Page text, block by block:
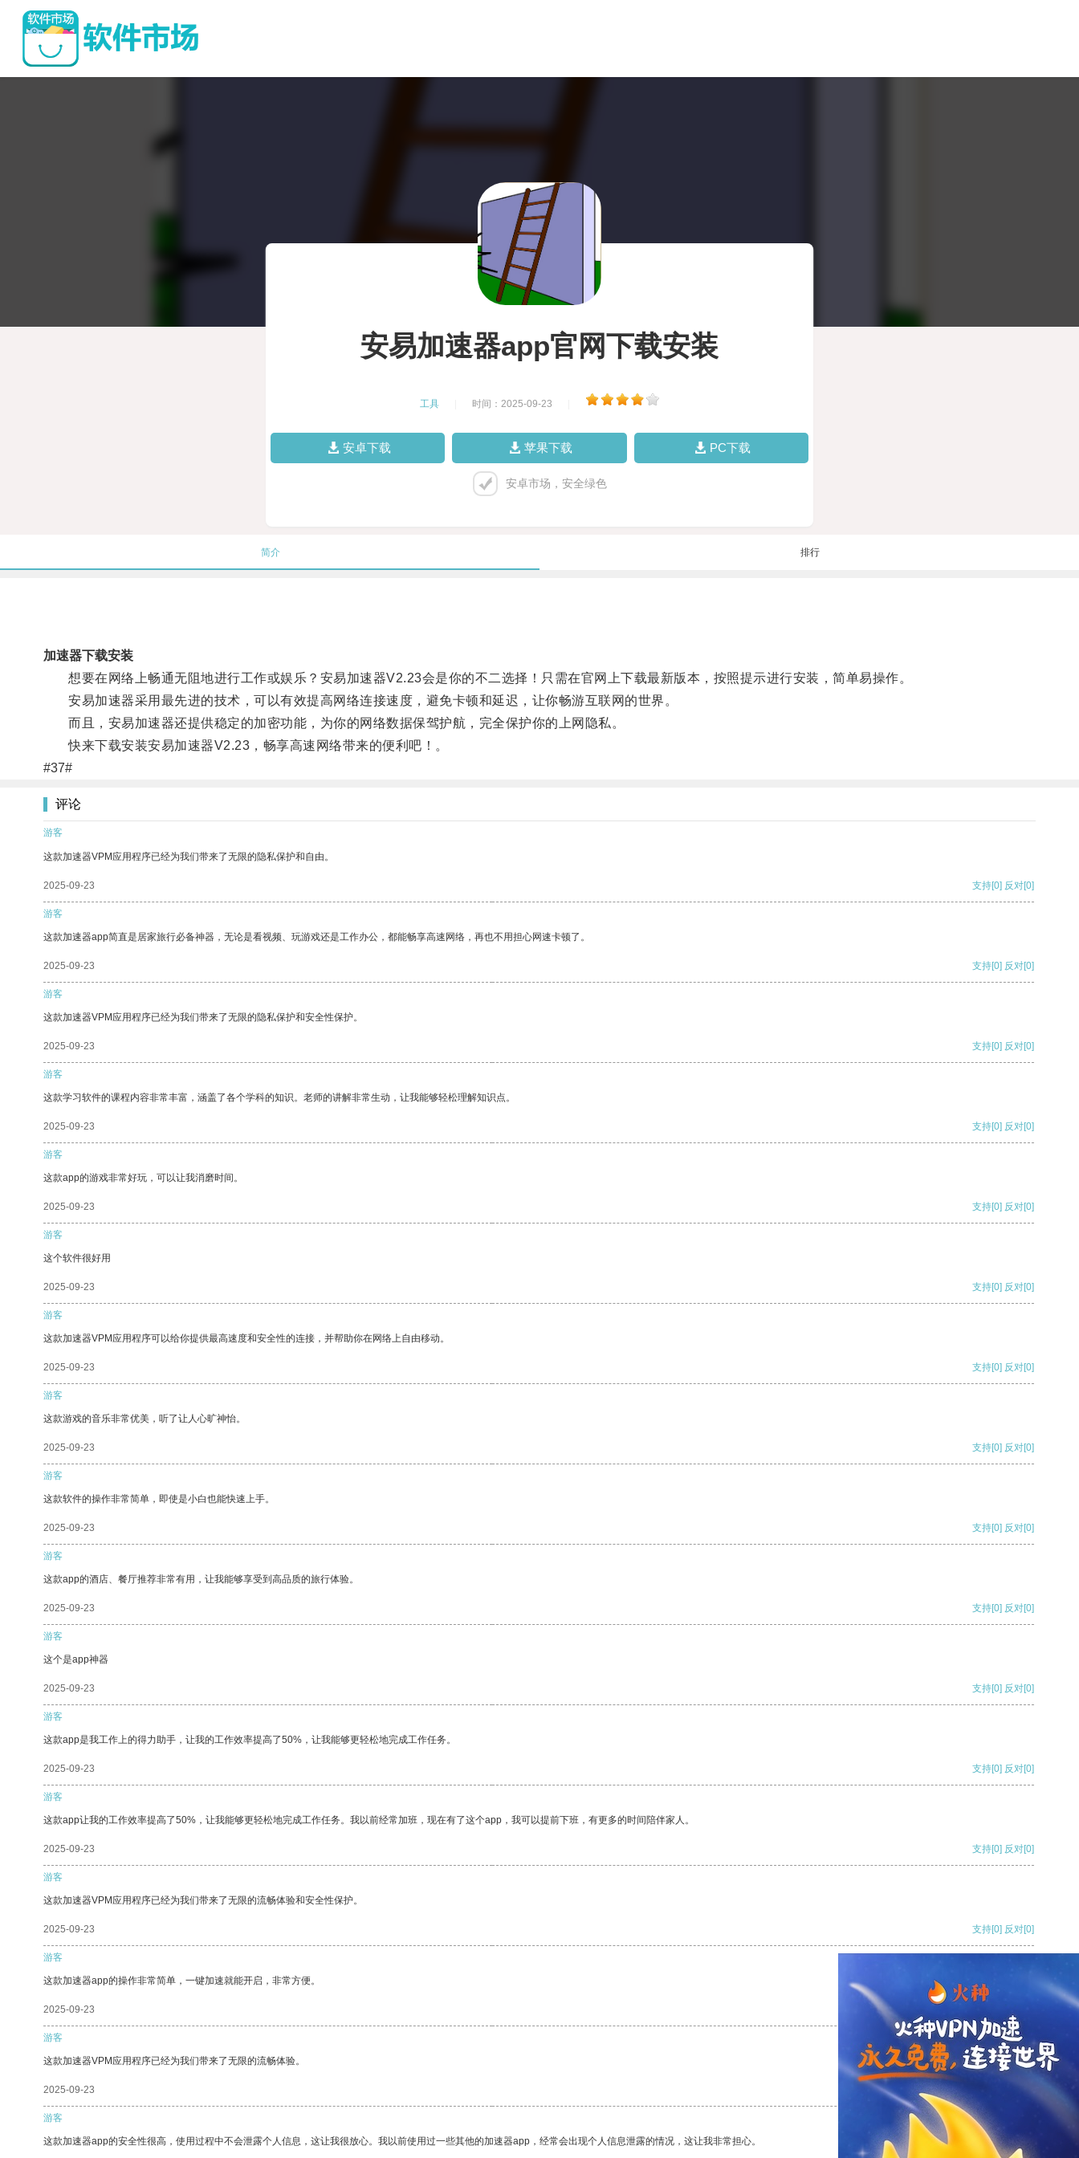
安易加速器app官网下载安装
工具 时间：2025-09-23
安卓下载 苹果下载 PC下载
安卓市场，安全绿色
简介 排行
加速器下载安装
想要在网络上畅通无阻地进行工作或娱乐？安易加速器V2.23会是你的不二选择！只需在官网上下载最新版本，按照提示进行安装，简单易操作。
安易加速器采用最先进的技术，可以有效提高网络连接速度，避免卡顿和延迟，让你畅游互联网的世界。
而且，安易加速器还提供稳定的加密功能，为你的网络数据保驾护航，完全保护你的上网隐私。
快来下载安装安易加速器V2.23，畅享高速网络带来的便利吧！。
#37#
评论
游客
这款加速器VPM应用程序已经为我们带来了无限的隐私保护和自由。
2025-09-23 支持[0] 反对[0]
游客
这款加速器app简直是居家旅行必备神器，无论是看视频、玩游戏还是工作办公，都能畅享高速网络，再也不用担心网速卡顿了。
2025-09-23 支持[0] 反对[0]
游客
这款加速器VPM应用程序已经为我们带来了无限的隐私保护和安全性保护。
2025-09-23 支持[0] 反对[0]
游客
这款学习软件的课程内容非常丰富，涵盖了各个学科的知识。老师的讲解非常生动，让我能够轻松理解知识点。
2025-09-23 支持[0] 反对[0]
游客
这款app的游戏非常好玩，可以让我消磨时间。
2025-09-23 支持[0] 反对[0]
游客
这个软件很好用
2025-09-23 支持[0] 反对[0]
游客
这款加速器VPM应用程序可以给你提供最高速度和安全性的连接，并帮助你在网络上自由移动。
2025-09-23 支持[0] 反对[0]
游客
这款游戏的音乐非常优美，听了让人心旷神怡。
2025-09-23 支持[0] 反对[0]
游客
这款软件的操作非常简单，即使是小白也能快速上手。
2025-09-23 支持[0] 反对[0]
游客
这款app的酒店、餐厅推荐非常有用，让我能够享受到高品质的旅行体验。
2025-09-23 支持[0] 反对[0]
游客
这个是app神器
2025-09-23 支持[0] 反对[0]
游客
这款app是我工作上的得力助手，让我的工作效率提高了50%，让我能够更轻松地完成工作任务。
2025-09-23 支持[0] 反对[0]
游客
这款app让我的工作效率提高了50%，让我能够更轻松地完成工作任务。我以前经常加班，现在有了这个app，我可以提前下班，有更多的时间陪伴家人。
2025-09-23 支持[0] 反对[0]
游客
这款加速器VPM应用程序已经为我们带来了无限的流畅体验和安全性保护。
2025-09-23 支持[0] 反对[0]
游客
这款加速器app的操作非常简单，一键加速就能开启，非常方便。
2025-09-23
游客
这款加速器VPM应用程序已经为我们带来了无限的流畅体验。
2025-09-23 反对
游客
这款加速器app的安全性很高，使用过程中不会泄露个人信息，这让我很放心。我以前使用过一些其他的加速器app，经常会出现个人信息泄露的情况，这让我非常担心。